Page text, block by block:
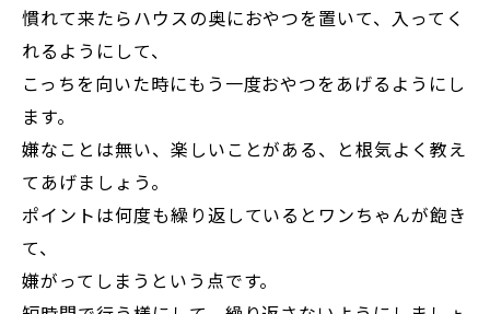
慣れて来たらハウスの奥におやつを置いて、入ってく
れるようにして、
こっちを向いた時にもう一度おやつをあげるようにし
ます。
嫌なことは無い、楽しいことがある、と根気よく教え
てあげましょう。
ポイントは何度も繰り返しているとワンちゃんが飽き
て、
嫌がってしまうという点です。